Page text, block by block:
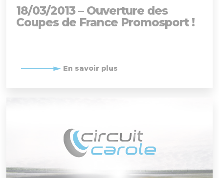
18/03/2013 – Ouverture des
Coupes de France Promosport !
En savoir plus